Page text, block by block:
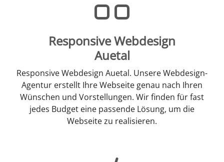
Responsive Webdesign
Auetal
Responsive Webdesign Auetal. Unsere Webdesign-
Agentur erstellt Ihre Webseite genau nach Ihren
Wünschen und Vorstellungen. Wir finden für fast
jedes Budget eine passende Lösung, um die
Webseite zu realisieren.